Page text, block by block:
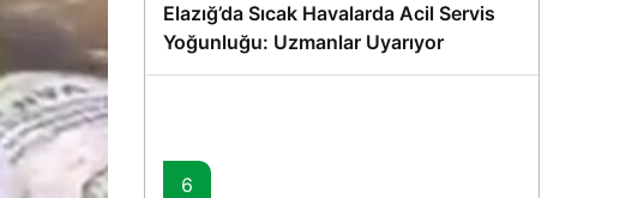
Elazığ’da Sıcak Havalarda Acil Servis
Yoğunluğu: Uzmanlar Uyarıyor
6